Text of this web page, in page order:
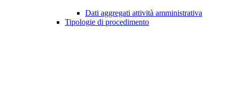
Dati aggregati attività amministrativa
Tipologie di procedimento